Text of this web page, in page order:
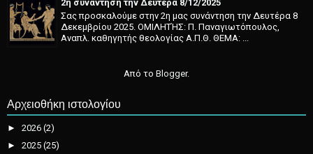
2η συνάντηση την Δευτέρα 8/12/2025
Σας προσκαλούμε στην 2η μας συνάντηση την Δευτέρα 8
Δεκεμβρίου 2025. ΟΜΙΛΗΤΉΣ: Π. Παναγιωτόπουλος,
Αναπλ. καθηγητής θεολογίας Α.Π.Θ. ΘΕΜΑ: ...
Από το Blogger.
Αρχειοθήκη ιστολογίου
► 2026 (2)
► 2025 (25)